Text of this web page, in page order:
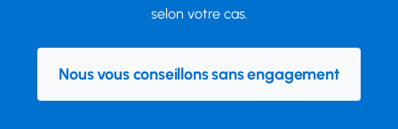
selon votre cas.
Nous vous conseillons sans engagement